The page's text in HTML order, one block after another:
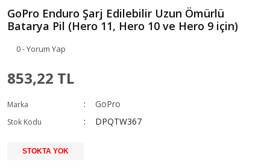
GoPro Enduro Şarj Edilebilir Uzun Ömürlü
Batarya Pil (Hero 11, Hero 10 ve Hero 9 için)
0 - Yorum Yap
853,22 TL
Marka GoPro
Stok Kodu DPQTW367
STOKTA YOK